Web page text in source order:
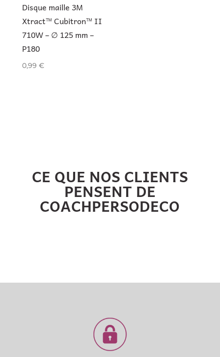
Disque maille 3M
Xtract™ Cubitron™ II
710W – ∅ 125 mm –
P180
0,99 €
CE QUE NOS CLIENTS
PENSENT DE
COACHPERSODECO